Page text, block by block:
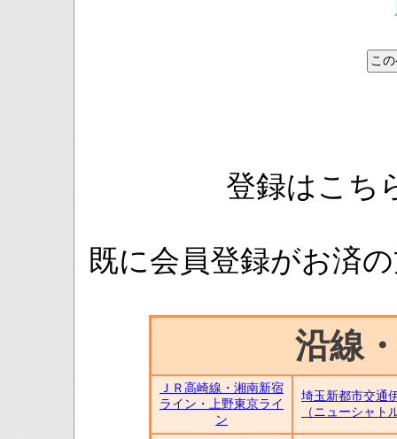
登録はこ
既に会員登録がお済
沿線
ＪＲ高崎線・湘南新宿
ライン・上野東京ライ
ン
埼玉新都市交通
（ニューシャト